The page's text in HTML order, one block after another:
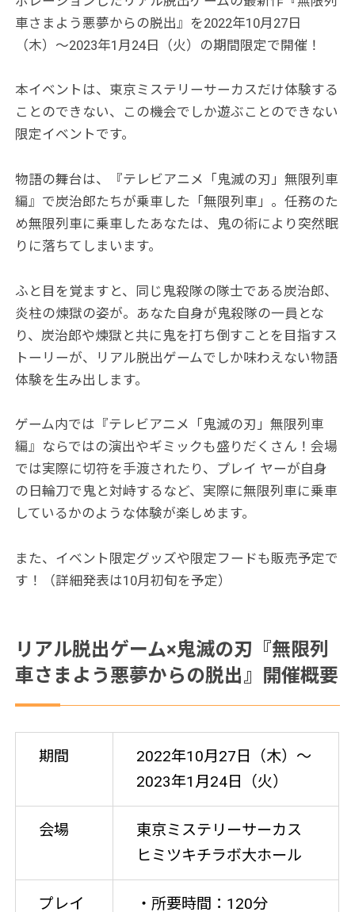
車さまよう悪夢からの脱出』を2022年10月27日
（木）〜2023年1月24日（火）の期間限定で開催！
本イベントは、東京ミステリーサーカスだけ体験する
ことのできない、この機会でしか遊ぶことのできない
限定イベントです。
物語の舞台は、『テレビアニメ「鬼滅の刃」無限列車
編』で炭治郎たちが乗車した「無限列車」。任務のた
め無限列車に乗車したあなたは、鬼の術により突然眠
りに落ちてしまいます。
ふと目を覚ますと、同じ鬼殺隊の隊士である炭治郎、
炎柱の煉獄の姿が。あなた自身が鬼殺隊の一員とな
り、炭治郎や煉獄と共に鬼を打ち倒すことを目指すス
トーリーが、リアル脱出ゲームでしか味わえない物語
体験を生み出します。
ゲーム内では『テレビアニメ「鬼滅の刃」無限列車
編』ならではの演出やギミックも盛りだくさん！会場
では実際に切符を手渡されたり、プレイ ヤーが自身
の日輪刀で鬼と対峙するなど、実際に無限列車に乗車
しているかのような体験が楽しめます。
また、イベント限定グッズや限定フードも販売予定で
す！（詳細発表は10月初旬を予定）
リアル脱出ゲーム×鬼滅の刃『無限列
車さまよう悪夢からの脱出』開催概要
期間
2022年10月27日（木）〜
2023年1月24日（火）
会場
東京ミステリーサーカス
ヒミツキチラボ大ホール
プレイ ・所要時間：120分